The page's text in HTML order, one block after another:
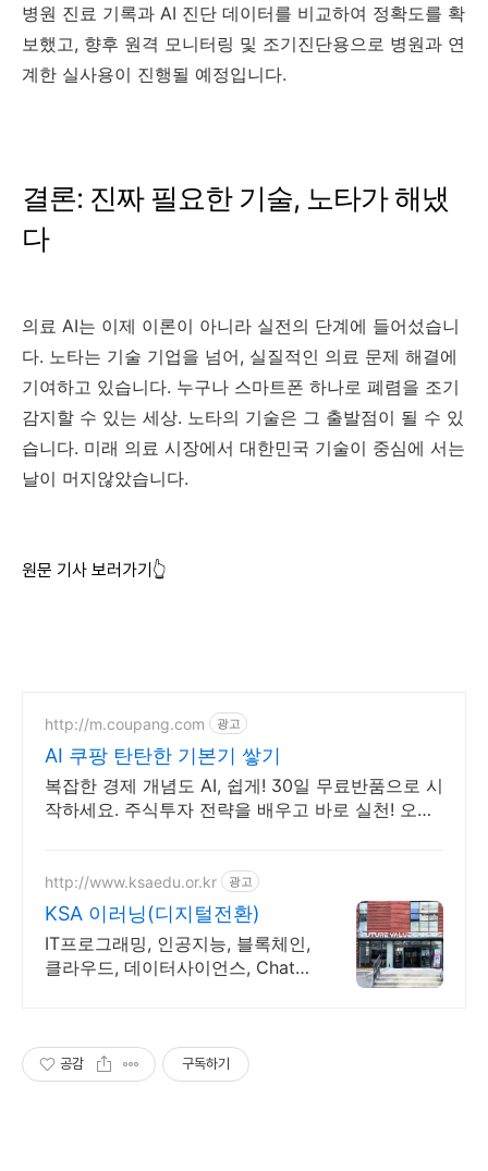
병원 진료 기록과 AI 진단 데이터를 비교하여 정확도를 확
보했고, 향후 원격 모니터링 및 조기진단용으로 병원과 연
계한 실사용이 진행될 예정입니다.
결론: 진짜 필요한 기술, 노타가 해냈
다
의료 AI는 이제 이론이 아니라 실전의 단계에 들어섰습니
다. 노타는 기술 기업을 넘어, 실질적인 의료 문제 해결에
기여하고 있습니다. 누구나 스마트폰 하나로 폐렴을 조기
감지할 수 있는 세상. 노타의 기술은 그 출발점이 될 수 있
습니다. 미래 의료 시장에서 대한민국 기술이 중심에 서는
날이 머지않았습니다.
원문 기사 보러가기👆
http://m.coupang.com 광고
AI 쿠팡 탄탄한 기본기 쌓기
복잡한 경제 개념도 AI, 쉽게! 30일 무료반품으로 시
작하세요. 주식투자 전략을 배우고 바로 실천! 오늘
http://www.ksaedu.or.kr 광고
KSA 이러닝(디지털전환)
IT프로그래밍, 인공지능, 블록체인,
클라우드, 데이터사이언스, Chat
공감 구독하기